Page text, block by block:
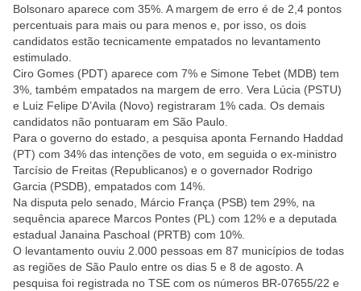
Bolsonaro aparece com 35%. A margem de erro é de 2,4 pontos
percentuais para mais ou para menos e, por isso, os dois
candidatos estão tecnicamente empatados no levantamento
estimulado.
Ciro Gomes (PDT) aparece com 7% e Simone Tebet (MDB) tem
3%, também empatados na margem de erro. Vera Lúcia (PSTU)
e Luiz Felipe D’Avila (Novo) registraram 1% cada. Os demais
candidatos não pontuaram em São Paulo.
Para o governo do estado, a pesquisa aponta Fernando Haddad
(PT) com 34% das intenções de voto, em seguida o ex-ministro
Tarcísio de Freitas (Republicanos) e o governador Rodrigo
Garcia (PSDB), empatados com 14%.
Na disputa pelo senado, Márcio França (PSB) tem 29%, na
sequência aparece Marcos Pontes (PL) com 12% e a deputada
estadual Janaina Paschoal (PRTB) com 10%.
O levantamento ouviu 2.000 pessoas em 87 municípios de todas
as regiões de São Paulo entre os dias 5 e 8 de agosto. A
pesquisa foi registrada no TSE com os números BR-07655/22 e